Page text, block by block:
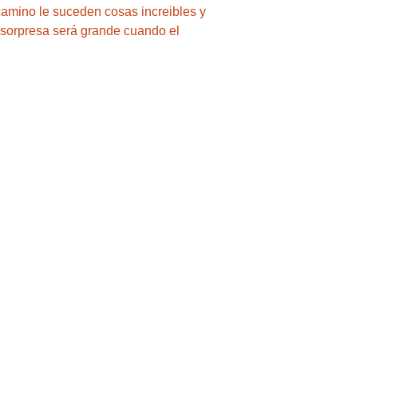
le suceden cosas increibles y
será grande cuando el